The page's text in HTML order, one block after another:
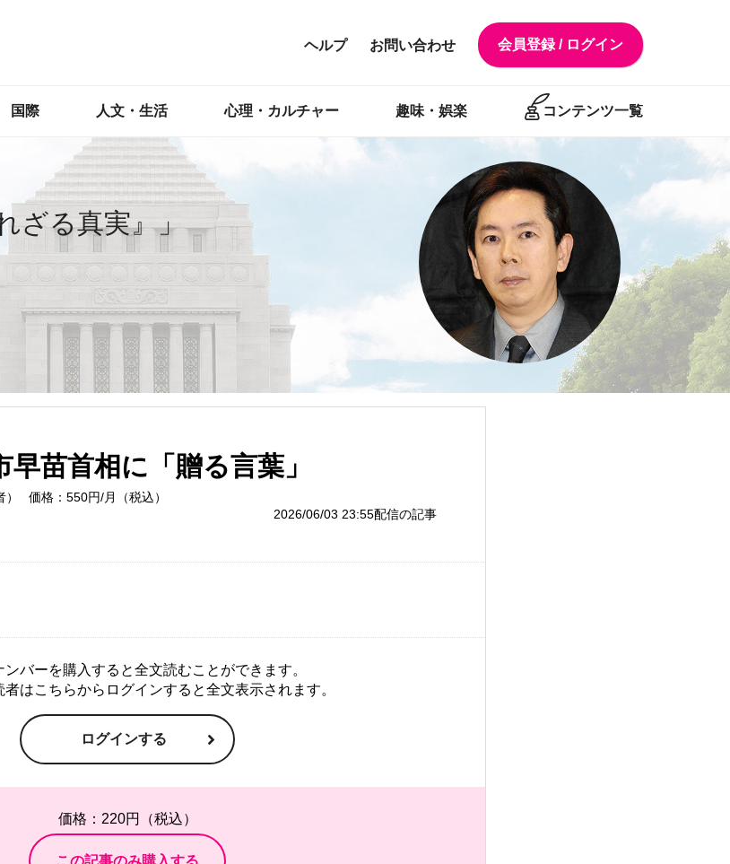
会員登録 / ログイン
お問い合わせ
ヘルプ
国際 人文・生活 心理・カルチャー 趣味・娯楽 コンテンツ一覧
ざる真実』」
苗首相に「贈る言葉」
価格：550円/月（税込）
2026/06/03 23:55配信の記事
ンバーを購入すると全文読むことができます。
者はこちらからログインすると全文表示されます。
ログインする
価格：220円（税込）